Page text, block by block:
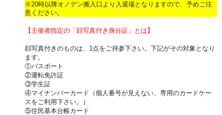
※20時以降オノデン搬入口より入退場となりますので、予めご注
意ください。
【主催者指定の「顔写真付き身分証」とは】
顔写真付きのものは、1点をご持参下さい。下記がその対象となり
ます。
①パスポート
②運転免許証
③学生証
④マイナンバーカード（個人番号が見えない、専用のカードケー
スをご利用下さい。）
⑤住民基本台帳カード